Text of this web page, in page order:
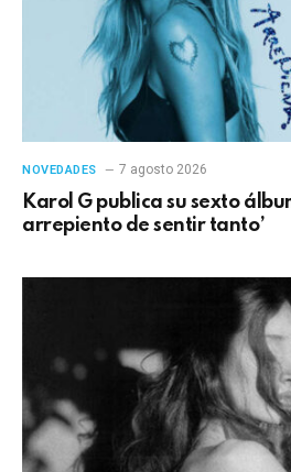
NOVEDADES 7 agosto 2026
Karol G publica su sexto
arrepiento de sentir tanto’